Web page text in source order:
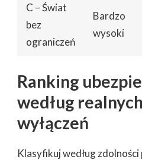
C – Świat
bez
ograniczeń
Bardzo
wysoki
Ranking
według
wyłączeń
Klasyfikuj według